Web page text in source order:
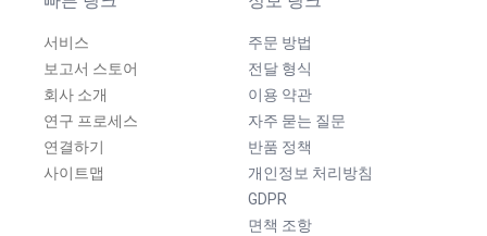
서비스
보고서 스토어
회사 소개
연구 프로세스
연결하기
사이트맵
주문 방법
전달 형식
이용 약관
자주 묻는 질문
반품 정책
개인정보 처리방침
GDPR
면책 조항